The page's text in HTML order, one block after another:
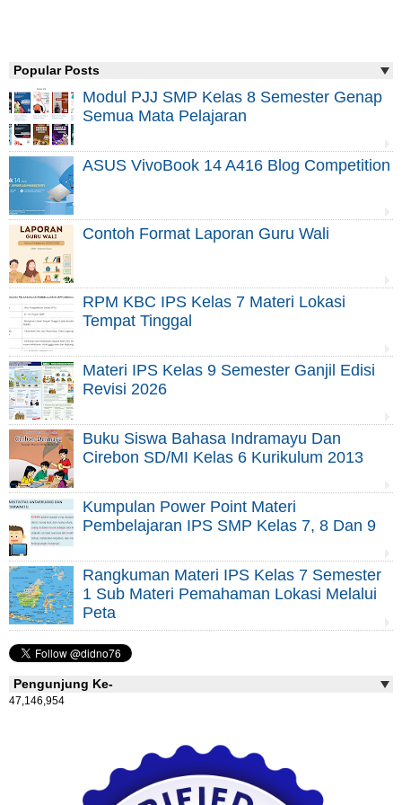
Popular Posts
Modul PJJ SMP Kelas 8 Semester Genap
Semua Mata Pelajaran
ASUS VivoBook 14 A416 Blog Competition
Contoh Format Laporan Guru Wali
RPM KBC IPS Kelas 7 Materi Lokasi
Tempat Tinggal
Materi IPS Kelas 9 Semester Ganjil Edisi
Revisi 2026
Buku Siswa Bahasa Indramayu Dan
Cirebon SD/MI Kelas 6 Kurikulum 2013
Kumpulan Power Point Materi
Pembelajaran IPS SMP Kelas 7, 8 Dan 9
Rangkuman Materi IPS Kelas 7 Semester
1 Sub Materi Pemahaman Lokasi Melalui
Peta
Pengunjung Ke-
47,146,954